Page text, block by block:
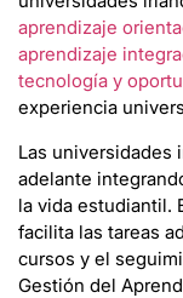
aprendizaje
aprendizaje
tecnología y
experiencia
Las universidades
adelante
la vida estudiantil.
facilita las tareas
cursos y el
Gestión del